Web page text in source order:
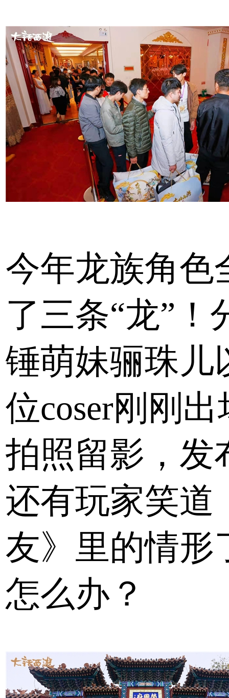
今年龙族角色
了三条“龙”
锤萌妹骊珠儿
位coser刚刚
拍照留影，发
还有玩家笑道
友》里的情形
怎么办？